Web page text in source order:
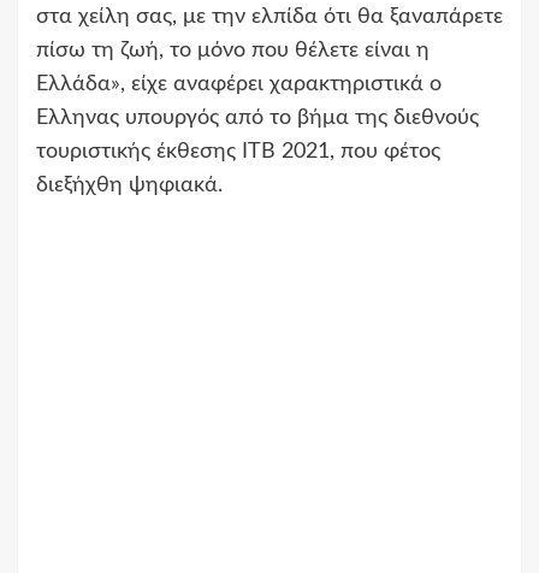
στα χείλη σας, με την ελπίδα ότι θα ξαναπάρετε
πίσω τη ζωή, το μόνο που θέλετε είναι η
Ελλάδα», είχε αναφέρει χαρακτηριστικά ο
Ελληνας υπουργός από το βήμα της διεθνούς
τουριστικής έκθεσης ITB 2021, που φέτος
διεξήχθη ψηφιακά.